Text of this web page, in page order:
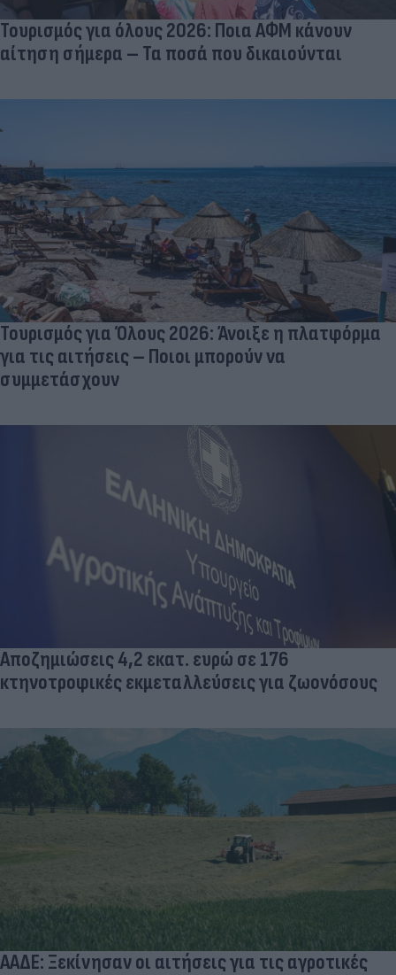
Τουρισμός για όλους 2026: Ποια ΑΦΜ κάνουν
αίτηση σήμερα – Τα ποσά που δικαιούνται
Τουρισμός για Όλους 2026: Άνοιξε η πλατφόρμα
για τις αιτήσεις – Ποιοι μπορούν να
συμμετάσχουν
Αποζημιώσεις 4,2 εκατ. ευρώ σε 176
κτηνοτροφικές εκμεταλλεύσεις για ζωονόσους
ΑΑΔΕ: Ξεκίνησαν οι αιτήσεις για τις αγροτικές